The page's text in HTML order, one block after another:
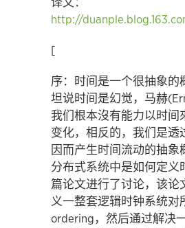
译文：
http://
[
序：时间是一个很抽象的
坦说时间是幻觉，马赫
我们根本沒有能力以时间
变化，相反的，我们是透
因而产生时间流动的抽象
分布式系统中是如何定义
篇论文进行了讨论，该论
义一整套逻辑时钟系统对
ordering，然后通过解决